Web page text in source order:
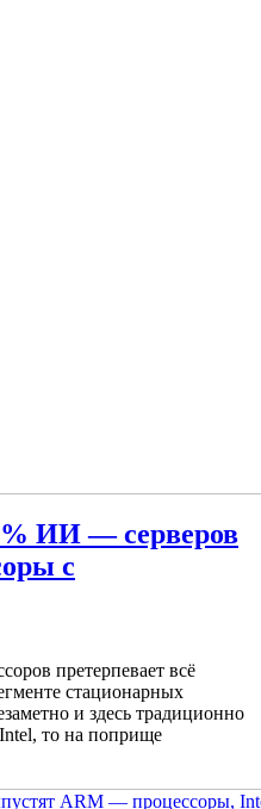
ИИ — серверов
с
претерпевает всё
стационарных
и здесь традиционно
то на поприще